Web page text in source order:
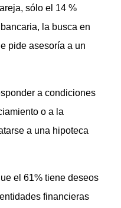
sólo el 14 %
la busca en
pide asesoría a un
a condiciones
o a la
a una hipoteca
el 61% tiene deseos
financieras